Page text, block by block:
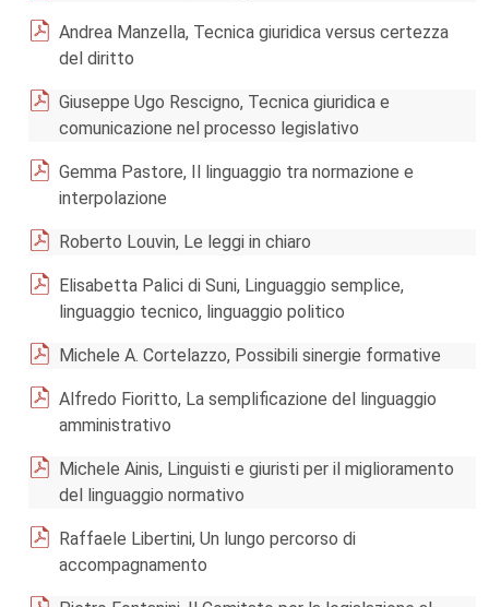
Andrea Manzella, Tecnica giuridica versus certezza
del diritto
Giuseppe Ugo Rescigno, Tecnica giuridica e
comunicazione nel processo legislativo
Gemma Pastore, Il linguaggio tra normazione e
interpolazione
Roberto Louvin, Le leggi in chiaro
Elisabetta Palici di Suni, Linguaggio semplice,
linguaggio tecnico, linguaggio politico
Michele A. Cortelazzo, Possibili sinergie formative
Alfredo Fioritto, La semplificazione del linguaggio
amministrativo
Michele Ainis, Linguisti e giuristi per il miglioramento
del linguaggio normativo
Raffaele Libertini, Un lungo percorso di
accompagnamento